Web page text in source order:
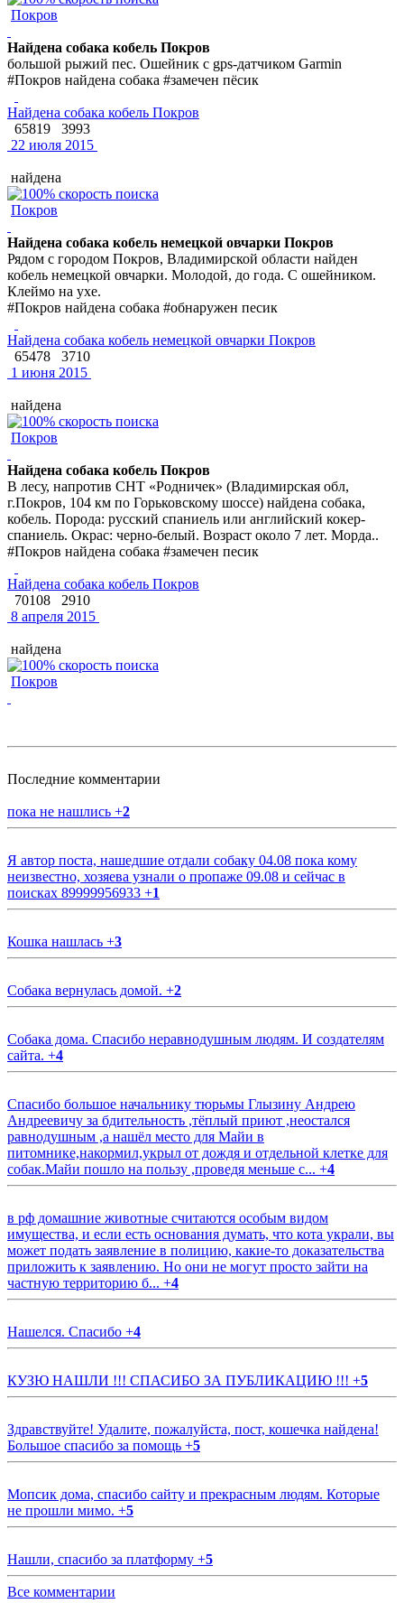
Покров
Найдена собака кобель Покров
большой рыжий пес. Ошейник с gps-датчиком Garmin
#Покров найдена собака #замечен пёсик
Найдена собака кобель Покров
65819
3993
22 июля 2015
найдена
Покров
Найдена собака кобель немецкой овчарки Покров
Рядом с городом Покров, Владимирской области найден
кобель немецкой овчарки. Молодой, до года. С ошейником.
Клеймо на ухе.
#Покров найдена собака #обнаружен песик
Найдена собака кобель немецкой овчарки Покров
65478
3710
1 июня 2015
найдена
Покров
Найдена собака кобель Покров
В лесу, напротив СНТ «Родничек» (Владимирская обл,
г.Покров, 104 км по Горьковскому шоссе) найдена собака,
кобель. Порода: русский спаниель или английский кокер-
спаниель. Окрас: черно-белый. Возраст около 7 лет. Морда..
#Покров найдена собака #замечен песик
Найдена собака кобель Покров
70108
2910
8 апреля 2015
найдена
Покров
Последние комментарии
пока не нашлись +2
Я автор поста, нашедшие отдали собаку 04.08 пока кому
неизвестно, хозяева узнали о пропаже 09.08 и сейчас в
поисках 89999956933 +1
Кошка нашлась +3
Собака вернулась домой. +2
Собака дома. Спасибо неравнодушным людям. И создателям
сайта. +4
Спасибо большое начальнику тюрьмы Глызину Андрею
Андреевичу за бдительность ,тёплый приют ,неостался
равнодушным ,а нашёл место для Майи в
питомнике,накормил,укрыл от дождя и отдельной клетке для
собак.Майи пошло на пользу ,проведя меньше с... +4
в рф домашние животные считаются особым видом
имущества, и если есть основания думать, что кота украли, вы
может подать заявление в полицию, какие-то доказательства
приложить к заявлению. Но они не могут просто зайти на
частную территорию б... +4
Нашелся. Спасибо +4
КУЗЮ НАШЛИ !!! СПАСИБО ЗА ПУБЛИКАЦИЮ !!! +5
Здравствуйте! Удалите, пожалуйста, пост, кошечка найдена!
Большое спасибо за помощь +5
Мопсик дома, спасибо сайту и прекрасным людям. Которые
не прошли мимо. +5
Нашли, спасибо за платформу +5
Все комментарии